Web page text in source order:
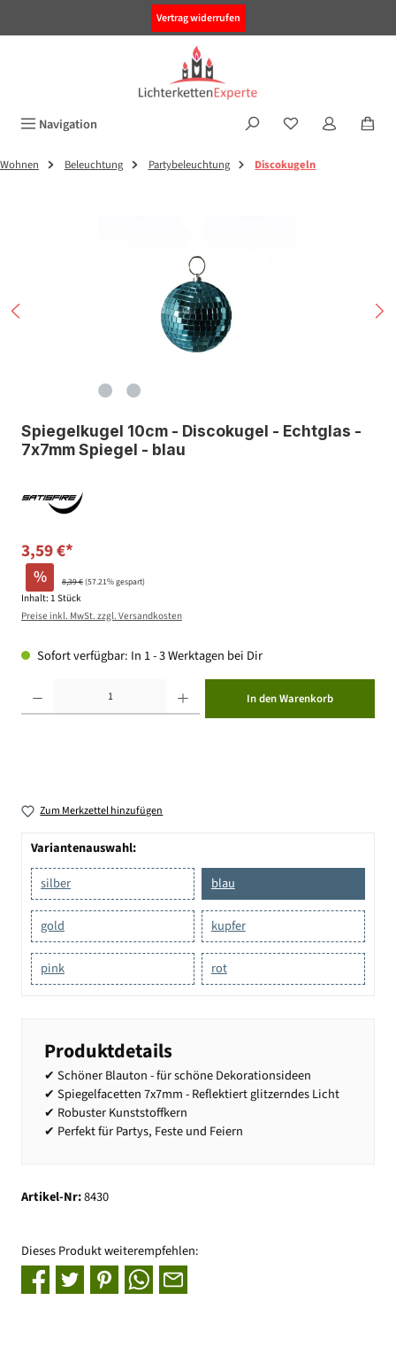
Vertrag widerrufen
Navigation
Wohnen Beleuchtung Partybeleuchtung Discokugeln
Spiegelkugel 10cm - Discokugel - Echtglas -
7x7mm Spiegel - blau
3,59 €*
% 8,39 €(57.21% gespart)
Inhalt: 1 Stück
Preise inkl. MwSt. zzgl. Versandkosten
Sofort verfügbar: In 1 - 3 Werktagen bei Dir
In den Warenkorb
Zum Merkzettel hinzufügen
Variantenauswahl:
silber
blau
gold kupfer
pink rot
Produktdetails
✔ Schöner Blauton - für schöne Dekorationsideen
✔ Spiegelfacetten 7x7mm - Reflektiert glitzerndes Licht
✔ Robuster Kunststoffkern
✔ Perfekt für Partys, Feste und Feiern
Artikel-Nr:8430
Dieses Produkt weiterempfehlen: